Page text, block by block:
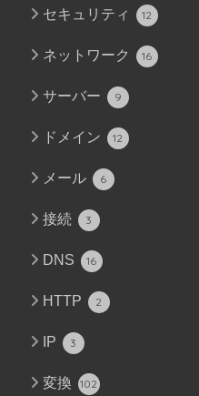
セキュリティ 12
ネットワーク 16
サーバー 9
ドメイン 12
メール 6
接続 3
DNS 16
HTTP 2
IP 3
変換 102